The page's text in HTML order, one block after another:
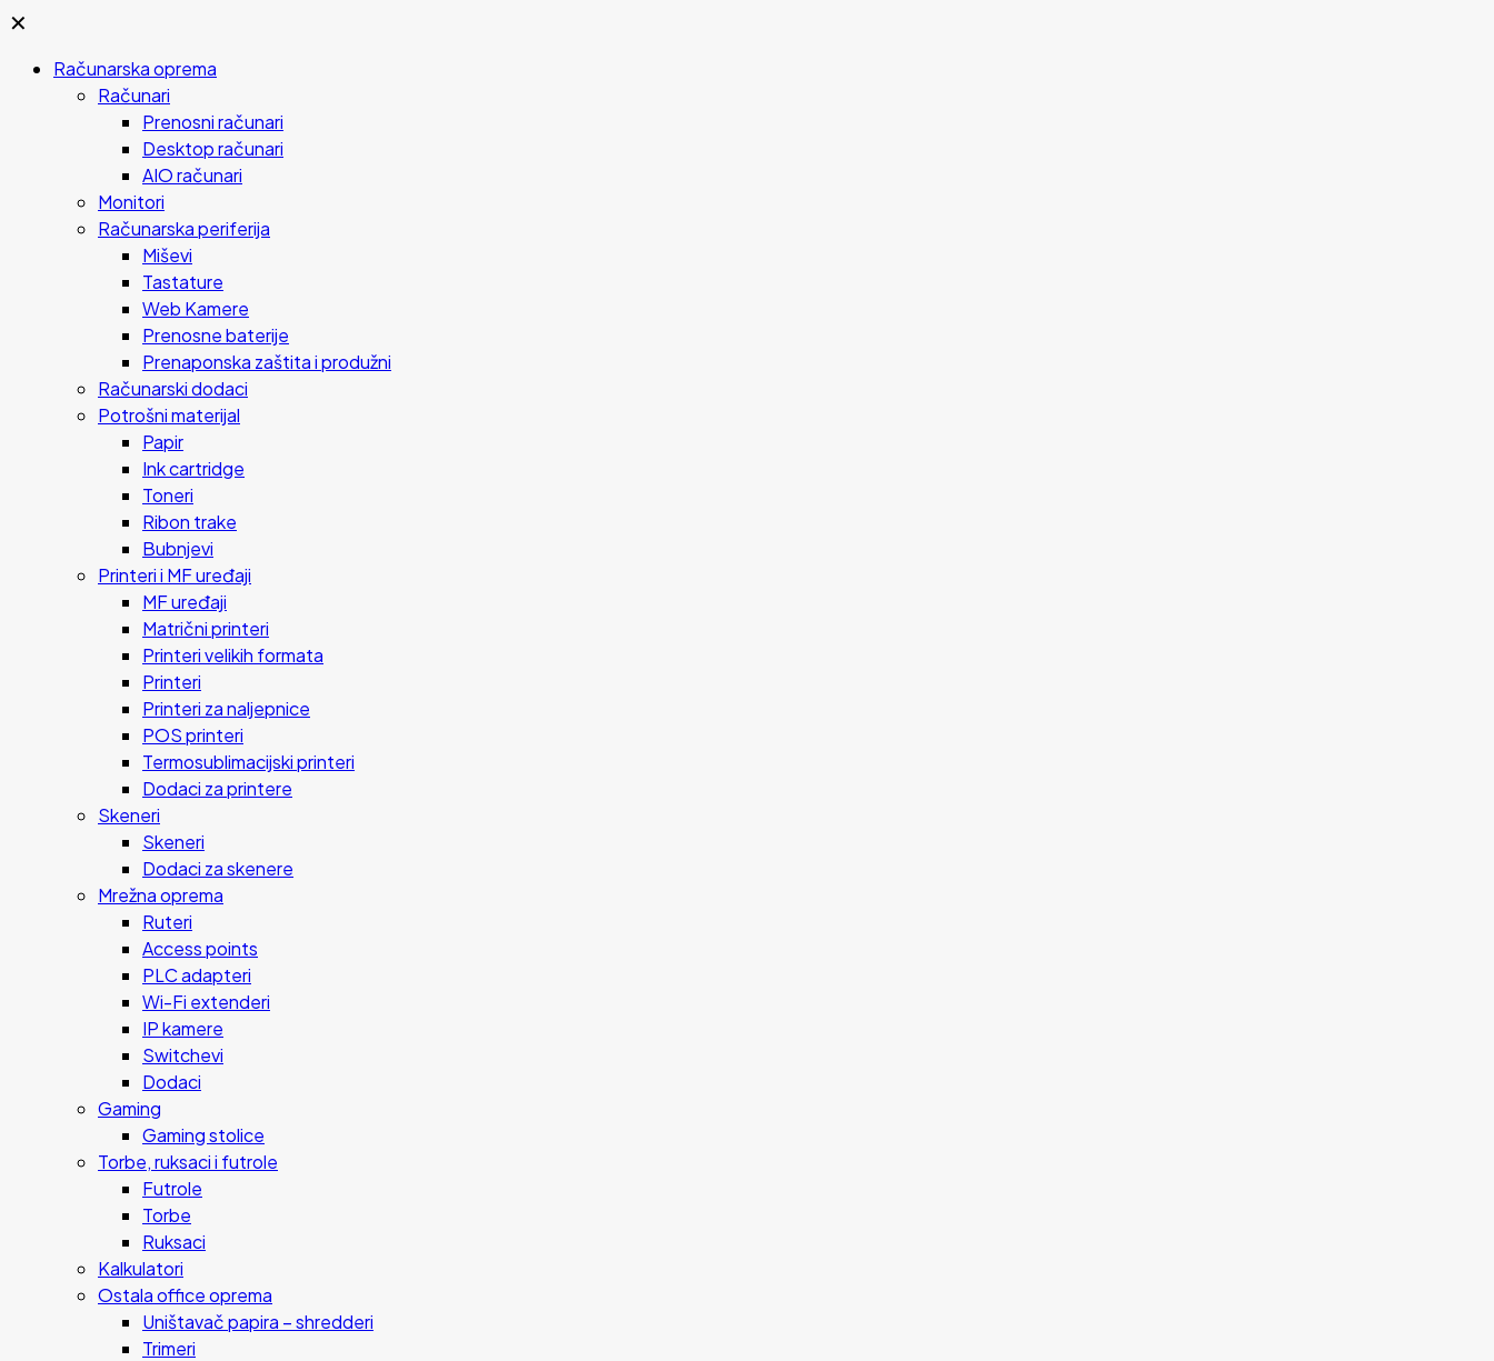
✕
Računarska oprema
Računari
Prenosni računari
Desktop računari
AIO računari
Monitori
Računarska periferija
Miševi
Tastature
Web Kamere
Prenosne baterije
Prenaponska zaštita i produžni
Računarski dodaci
Potrošni materijal
Papir
Ink cartridge
Toneri
Ribon trake
Bubnjevi
Printeri i MF uređaji
MF uređaji
Matrični printeri
Printeri velikih formata
Printeri
Printeri za naljepnice
POS printeri
Termosublimacijski printeri
Dodaci za printere
Skeneri
Skeneri
Dodaci za skenere
Mrežna oprema
Ruteri
Access points
PLC adapteri
Wi-Fi extenderi
IP kamere
Switchevi
Dodaci
Gaming
Gaming stolice
Torbe, ruksaci i futrole
Futrole
Torbe
Ruksaci
Kalkulatori
Ostala office oprema
Uništavač papira – shredderi
Trimeri